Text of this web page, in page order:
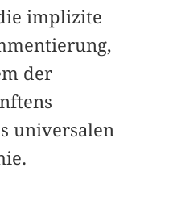
implizite
der
universalen